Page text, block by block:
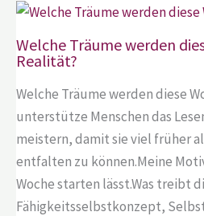
Welche Träume werden
Realität?
Welche Träume werden diese
unterstütze Menschen das
meistern, damit sie viel früher
entfalten zu können.Meine
Woche starten lässt.Was treibt
Fähigkeitsselbstkonzept,